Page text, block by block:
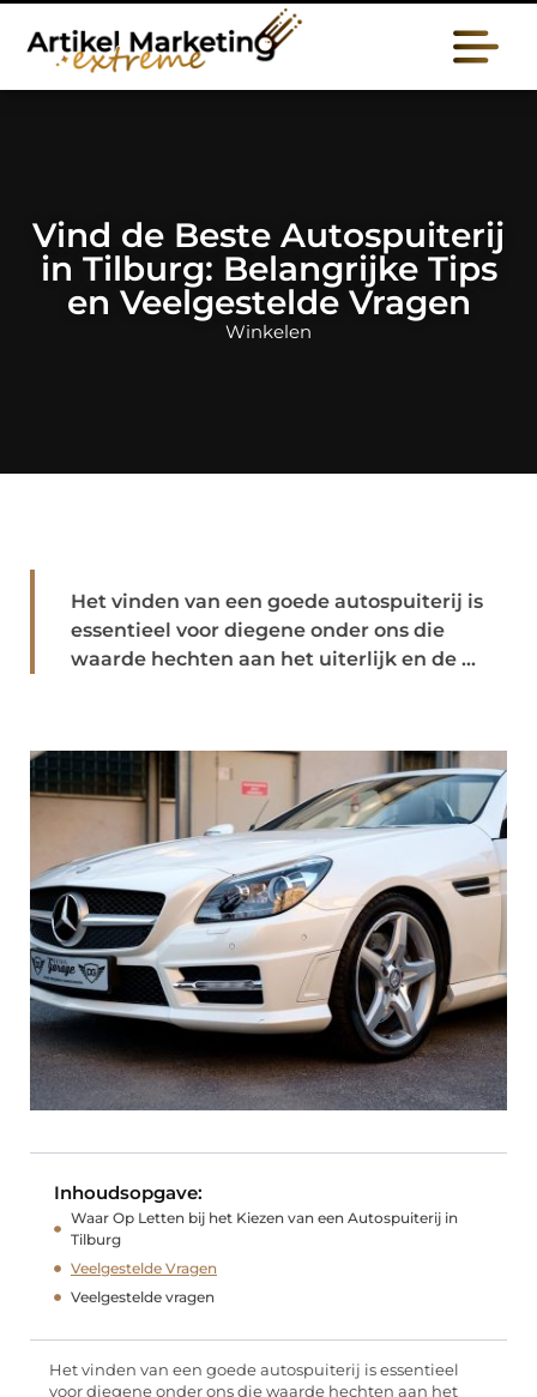
Vind de Beste Autospuiterij
in Tilburg: Belangrijke Tips
en Veelgestelde Vragen
Winkelen
Het vinden van een goede autospuiterij is
essentieel voor diegene onder ons die
waarde hechten aan het uiterlijk en de ...
Inhoudsopgave:
Waar Op Letten bij het Kiezen van een Autospuiterij in
Tilburg
Veelgestelde Vragen
Veelgestelde vragen
Het vinden van een goede autospuiterij is essentieel
voor diegene onder ons die waarde hechten aan het